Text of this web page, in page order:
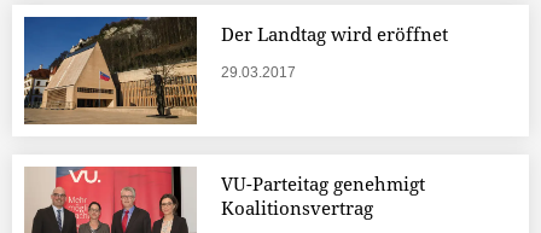
Der Landtag wird eröffnet
29.03.2017
VU-Parteitag genehmigt
Koalitionsvertrag